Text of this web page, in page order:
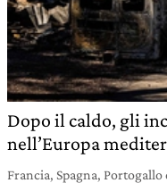
Dopo il caldo, gli
nell’Europa
Francia, Spagna,